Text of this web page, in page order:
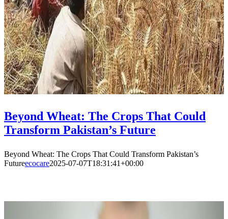
Beyond Wheat: The Crops That Could
Transform Pakistan’s Future
Beyond Wheat: The Crops That Could Transform Pakistan’s
Futureecocare2025-07-07T18:31:41+00:00